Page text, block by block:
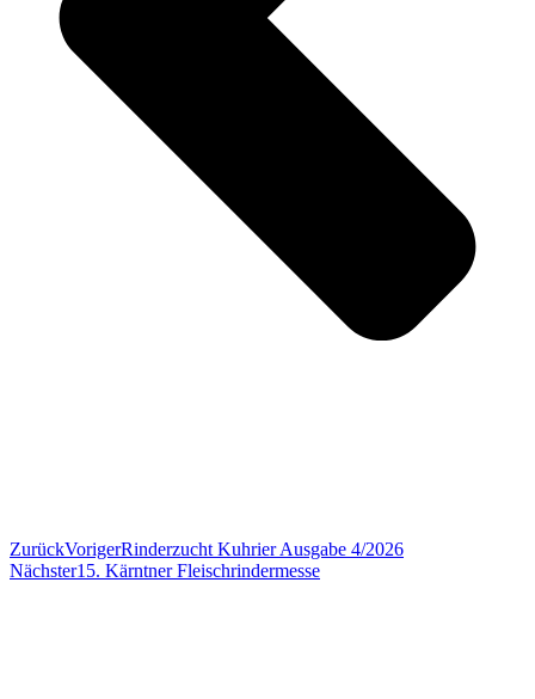
ZurückVorigerRinderzucht Kuhrier Ausgabe 4/2026
Nächster15. Kärntner Fleischrindermesse